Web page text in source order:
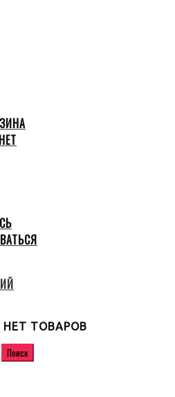
НЕТ ТОВАРОВ